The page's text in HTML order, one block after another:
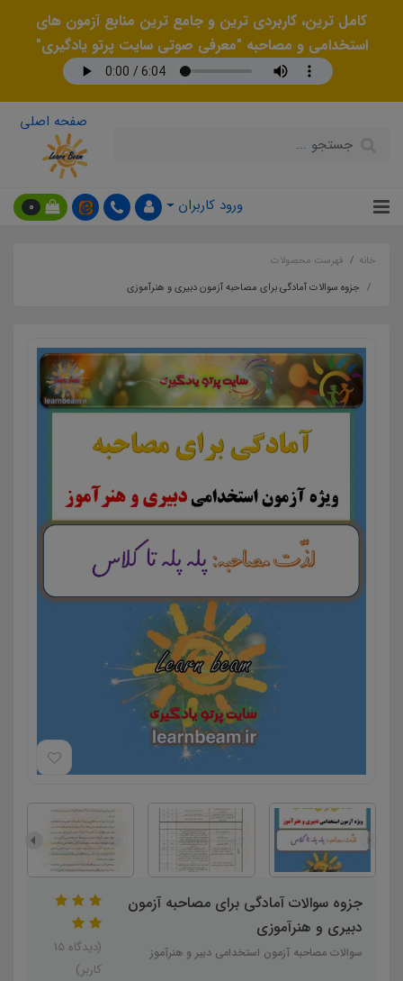
کامل ترین، کاربردی ترین و جامع ترین منابع آزمون های
استخدامی و مصاحبه "معرفی صوتی سایت پرتو یادگیری"
صفحه اصلی
ورود کاربران 0
خانه
فهرست محصولات
جزوه سوالات آمادگی برای مصاحبه آزمون دبیری و هنرآموزی
جزوه سوالات آمادگی برای مصاحبه آزمون
دبیری و هنرآموزی
سوالات مصاحبه آزمون استخدامی دبیر و هنرآموز
(دیدگاه 15
کاربر)